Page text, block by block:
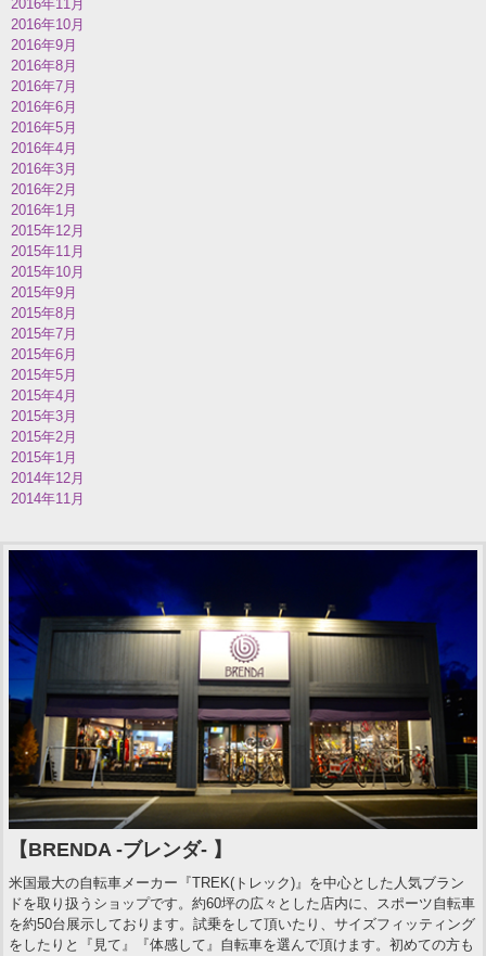
2016年11月
2016年10月
2016年9月
2016年8月
2016年7月
2016年6月
2016年5月
2016年4月
2016年3月
2016年2月
2016年1月
2015年12月
2015年11月
2015年10月
2015年9月
2015年8月
2015年7月
2015年6月
2015年5月
2015年4月
2015年3月
2015年2月
2015年1月
2014年12月
2014年11月
【BRENDA -ブレンダ- 】
米国最大の自転車メーカー『TREK(トレック)』を中心とした人気ブラン
ドを取り扱うショップです。約60坪の広々とした店内に、スポーツ自転車
を約50台展示しております。試乗をして頂いたり、サイズフィッティング
をしたりと『見て』『体感して』自転車を選んで頂けます。初めての方も